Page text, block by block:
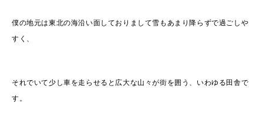
僕の地元は東北の海沿い面しておりまして雪もあまり降らずで過ごしや
すく、
それでいて少し車を走らせると広大な山々が街を囲う、いわゆる田舎で
す。